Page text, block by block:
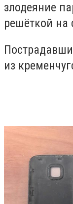
злодеяние
решёткой на
из